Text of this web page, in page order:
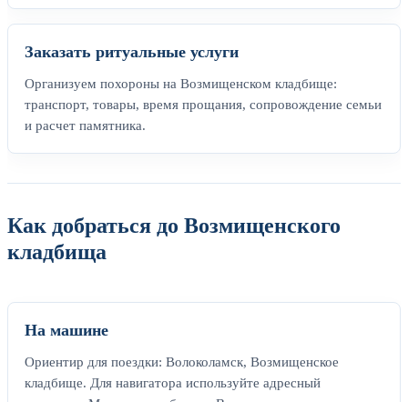
Заказать ритуальные услуги
Организуем похороны на Возмищенском кладбище:
транспорт, товары, время прощания, сопровождение семьи
и расчет памятника.
Как добраться до Возмищенского
кладбища
На машине
Ориентир для поездки: Волоколамск, Возмищенское
кладбище. Для навигатора используйте адресный